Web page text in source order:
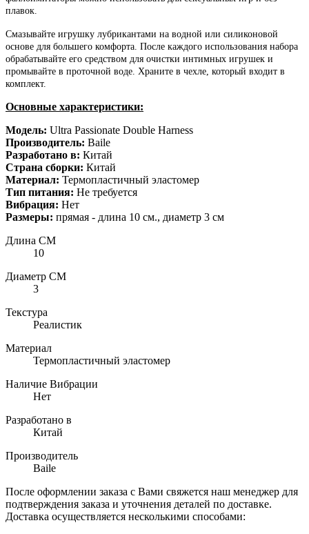
плавок.
Смазывайте игрушку лубрикантами на водной или силиконовой
основе для большего комфорта. После каждого использования набора
обрабатывайте его средством для очистки интимных игрушек и
промывайте в проточной воде. Храните в чехле, который входит в
комплект.
Основные характеристики:
Модель: Ultra Passionate Double Harness
Производитель: Baile
Разработано в: Китай
Страна сборки: Китай
Материал: Термопластичный эластомер
Тип питания: Не требуется
Вибрация: Нет
Размеры: прямая - длина 10 см., диаметр 3 см
Длина СМ
10
Диаметр СМ
3
Текстура
Реалистик
Материал
Термопластичный эластомер
Наличие Вибрации
Нет
Разработано в
Китай
Производитель
Baile
После оформлении заказа с Вами свяжется наш менеджер для
подтверждения заказа и уточнения деталей по доставке.
Доставка осуществляется несколькими способами: